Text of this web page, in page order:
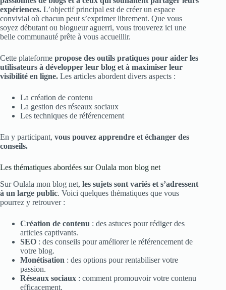
expériences. L’objectif principal est de créer un espace
convivial où chacun peut s’exprimer librement. Que vous
soyez débutant ou blogueur aguerri, vous trouverez ici une
belle communauté prête à vous accueillir.
Cette plateforme propose des outils pratiques pour aider les
utilisateurs à développer leur blog et à maximiser leur
visibilité en ligne. Les articles abordent divers aspects :
La création de contenu
La gestion des réseaux sociaux
Les techniques de référencement
En y participant, vous pouvez apprendre et échanger des
conseils.
Les thématiques abordées sur Oulala mon blog net
Sur Oulala mon blog net, les sujets sont variés et s’adressent
à un large public. Voici quelques thématiques que vous
pourrez y retrouver :
Création de contenu : des astuces pour rédiger des
articles captivants.
SEO : des conseils pour améliorer le référencement de
votre blog.
Monétisation : des options pour rentabiliser votre
passion.
Réseaux sociaux : comment promouvoir votre contenu
efficacement.